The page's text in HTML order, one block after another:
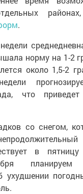
.
норму на 1-2
около 1,5-2
что
со снегом,
в
планируем
ухудшении